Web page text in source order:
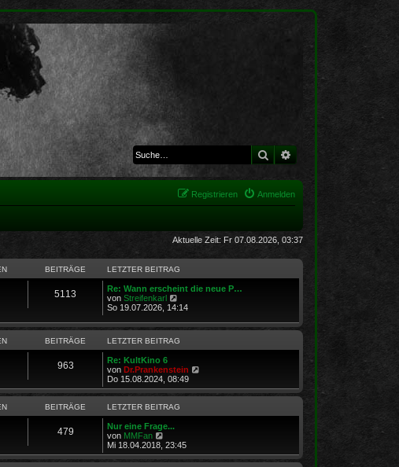
Suche Erweiterte Suche
Anmelden
Registrieren
Aktuelle Zeit: Fr 07.08.2026, 03:37
BEITRÄGE LETZTER BEITRAG
5113
Re: Wann erscheint die neue P…
von Streifenkarl
e
e
t
B
e
i
r
So 19.07.2026, 14:14
BEITRÄGE LETZTER BEITRAG
963
Re: KultKino 6
von Dr.Prankenstein
u
e
t
e
i
Do 15.08.2024, 08:49
BEITRÄGE LETZTER BEITRAG
479
Nur eine Frage...
von MMFan
e
u
e
Mi 18.04.2018, 23:45